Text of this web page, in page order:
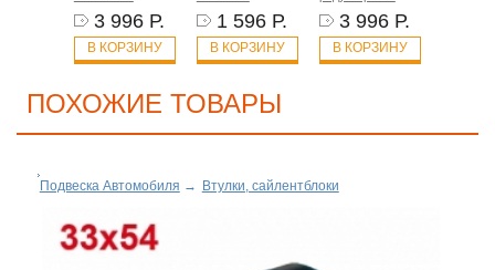
3 996 Р.
В КОРЗИНУ
1 596 Р.
В КОРЗИНУ
3 996 Р.
В КОРЗИНУ
ПОХОЖИЕ ТОВАРЫ
Подвеска Автомобиля → Втулки, сайлентблоки